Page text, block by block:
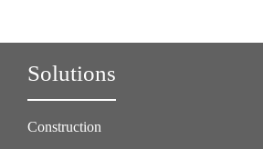
Solutions
Construction